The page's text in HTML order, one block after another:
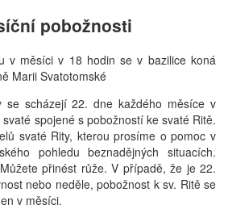
pobožnosti
v měsíci v 18 hodin se v bazilice koná
Marii Svatotomské
se scházejí 22. dne každého měsíce v
spojené s pobožností ke svaté Ritě.
svaté Rity, kterou prosíme o pomoc v
pohledu beznadějných situacích.
přinést růže. V případě, že je 22.
nebo neděle, pobožnost k sv. Ritě se
v měsíci.